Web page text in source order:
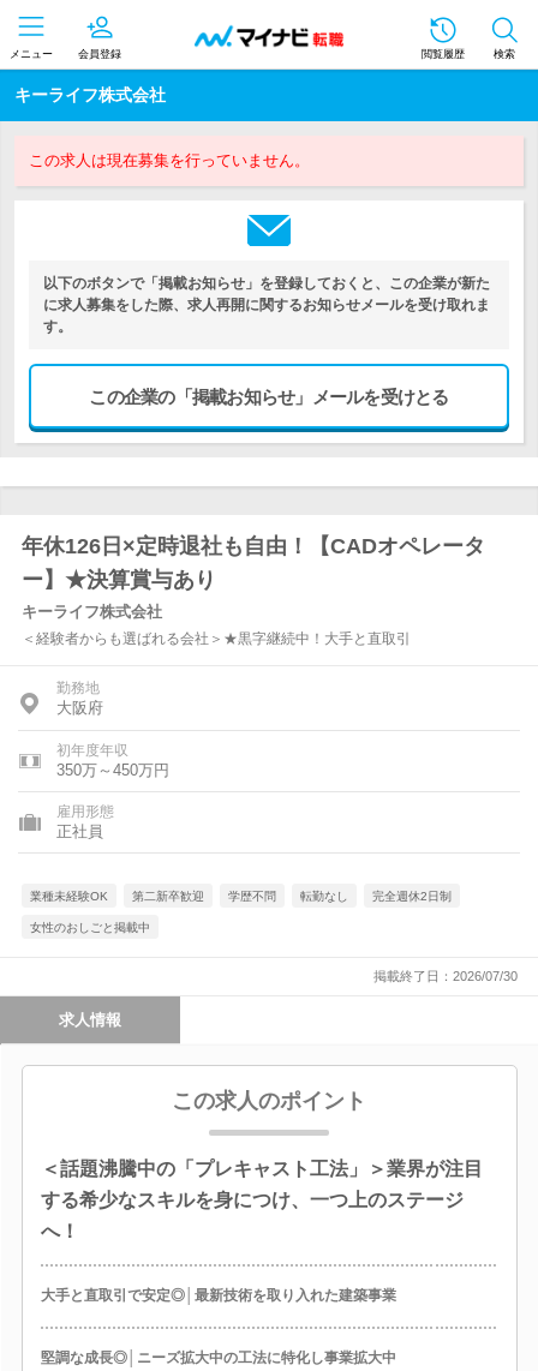
メニュー 会員登録 閲覧履歴 検索
キーライフ株式会社
この求人は現在募集を行っていません。
以下のボタンで「掲載お知らせ」を登録しておくと、この企業が新た
に求人募集をした際、求人再開に関するお知らせメールを受け取れま
す。
この企業の「掲載お知らせ」メールを受けとる
年休126日×定時退社も自由！【CADオペレータ
ー】★決算賞与あり
キーライフ株式会社
＜経験者からも選ばれる会社＞★黒字継続中！大手と直取引
勤務地
大阪府
初年度年収
350万～450万円
雇用形態
正社員
業種未経験OK 第二新卒歓迎 学歴不問 転勤なし 完全週休2日制
女性のおしごと掲載中
掲載終了日：2026/07/30
求人情報
この求人のポイント
＜話題沸騰中の「プレキャスト工法」＞業界が注目
する希少なスキルを身につけ、一つ上のステージ
へ！
大手と直取引で安定◎│最新技術を取り入れた建築事業
堅調な成長◎│ニーズ拡大中の工法に特化し事業拡大中